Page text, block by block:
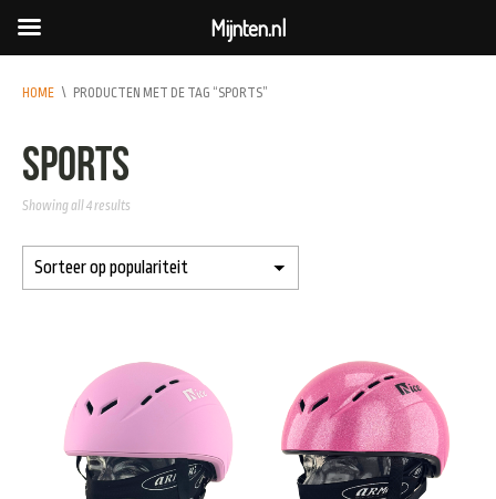
HOME \ PRODUCTEN MET DE TAG “SPORTS”
sports
Showing all 4 results
Mijnten.nl